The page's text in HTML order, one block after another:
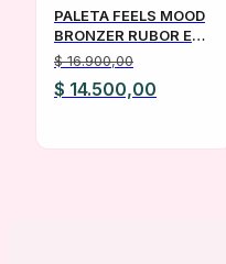
PALETA FEELS MOOD
BRONZER RUBOR E
ILUMINADOR RUBY
$16.900,00
El
original
$ 14.500,00
actual